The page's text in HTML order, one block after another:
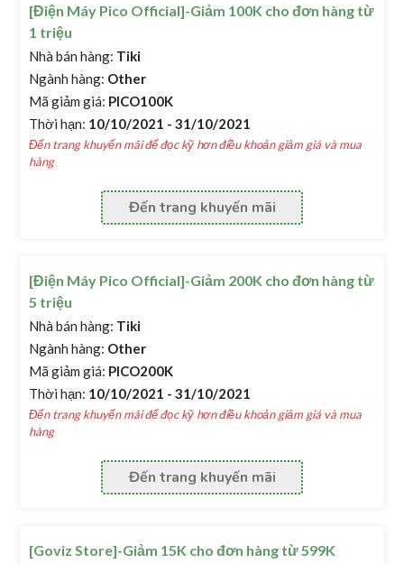
[Điện Máy Pico Official]-Giảm 100K cho đơn hàng từ
1 triệu
Nhà bán hàng: Tiki
Ngành hàng: Other
Mã giảm giá: PICO100K
Thời hạn: 10/10/2021 - 31/10/2021
Đến trang khuyến mãi để đọc kỹ hơn điều khoản giảm giá và mua
hàng
Đến trang khuyến mãi
[Điện Máy Pico Official]-Giảm 200K cho đơn hàng từ
5 triệu
Nhà bán hàng: Tiki
Ngành hàng: Other
Mã giảm giá: PICO200K
Thời hạn: 10/10/2021 - 31/10/2021
Đến trang khuyến mãi để đọc kỹ hơn điều khoản giảm giá và mua
hàng
Đến trang khuyến mãi
[Goviz Store]-Giảm 15K cho đơn hàng từ 599K